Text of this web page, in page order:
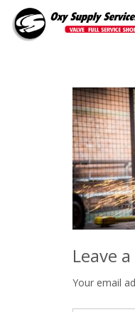
Leave
Your email